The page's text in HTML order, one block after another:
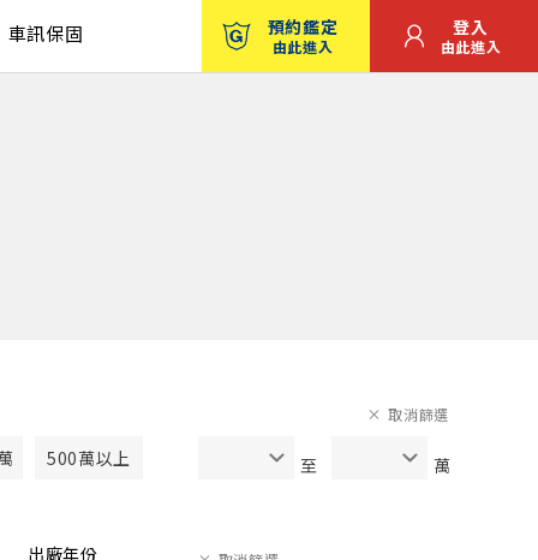
車訊保固 預約鑑定
由此進入
登入
由此進入
500萬以上 至 萬
取消篩選
出廠年份